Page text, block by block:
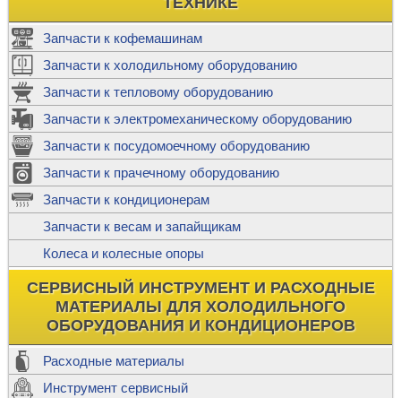
Запчасти к кофемашинам
Запчасти к холодильному оборудованию
Запчасти к тепловому оборудованию
Запчасти к электромеханическому оборудованию
Запчасти к посудомоечному оборудованию
Запчасти к прачечному оборудованию
Запчасти к кондиционерам
Запчасти к весам и запайщикам
Колеса и колесные опоры
СЕРВИСНЫЙ ИНСТРУМЕНТ И РАСХОДНЫЕ
МАТЕРИАЛЫ ДЛЯ ХОЛОДИЛЬНОГО
ОБОРУДОВАНИЯ И КОНДИЦИОНЕРОВ
Расходные материалы
Инструмент сервисный